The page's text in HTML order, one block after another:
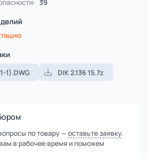
39
1).DWG
DIK 2.136 15.7z
по товару — оставьте заявку.
в рабочее время и поможем